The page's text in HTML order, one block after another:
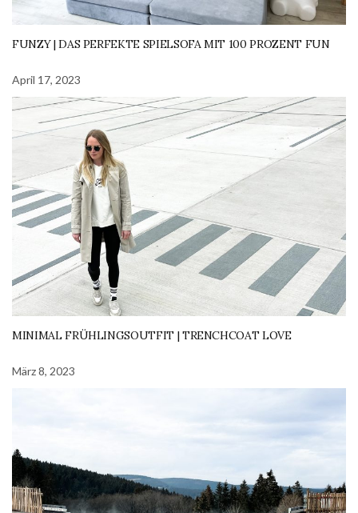
FUNZY | DAS PERFEKTE SPIELSOFA MIT 100 PROZENT FUN
April 17, 2023
MINIMAL FRÜHLINGSOUTFIT | TRENCHCOAT LOVE
März 8, 2023